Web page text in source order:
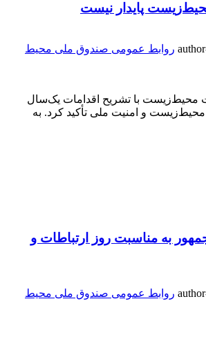
پایدار نیست
روابط عمومی صندوق ملی محیط
با تشریح اقدامات یک‌سال
محیط‌زیست و امنیت ملی تأکید کرد. به
به مناسبت روز ارتباطات و
روابط عمومی صندوق ملی محیط